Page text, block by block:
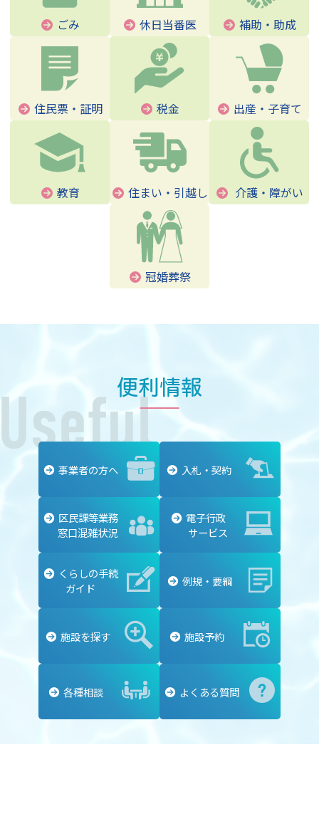
ごみ 休日当番医 補助・助成
住民票・証明 税金 出産・子育て
教育 住まい・引越し 介護・障がい
冠婚葬祭
事業者の方へ 入札・契約
区民課等業務
窓口混雑状況
電子行政
サービス
くらしの手続
ガイド
例規・要綱
施設を探す 施設予約
各種相談 よくある質問